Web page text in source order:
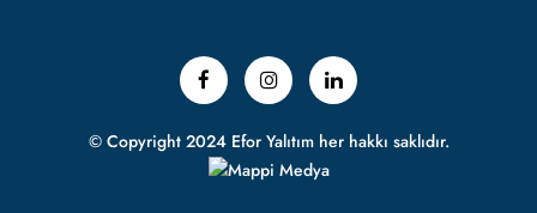
© Copyright 2024 Efor Yalıtım her hakkı saklıdır.